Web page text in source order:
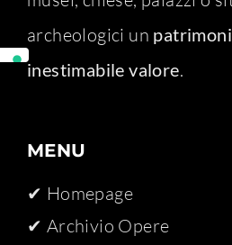
archeologici un
inestimabile valore.
MENU
✔ Homepage
✔ Archivio Opere​